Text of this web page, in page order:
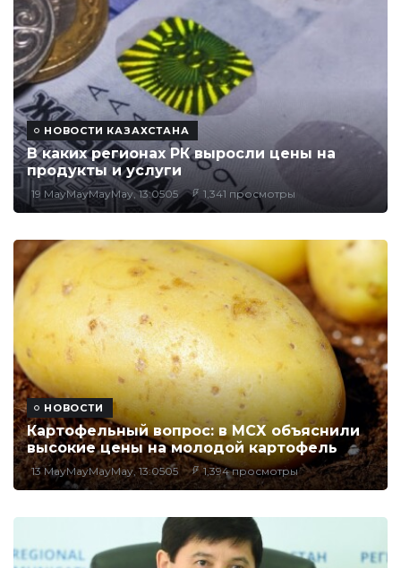
НОВОСТИ КАЗАХСТАНА
В каких регионах РК выросли цены на
продукты и услуги
19 MayMayMayMay, 13:0505 1,341 просмотры
НОВОСТИ
Картофельный вопрос: в МСХ объяснили
высокие цены на молодой картофель
13 MayMayMayMay, 13:0505 1,394 просмотры